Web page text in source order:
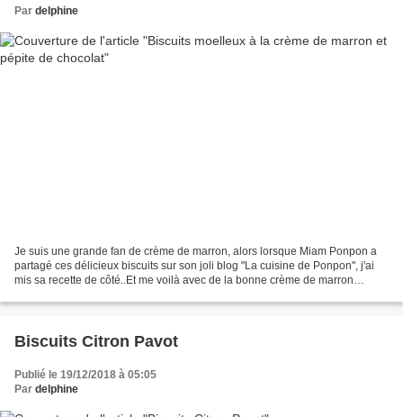
Par delphine
Je suis une grande fan de crème de marron, alors lorsque Miam Ponpon a
partagé ces délicieux biscuits sur son joli blog "La cuisine de Ponpon", j'ai
mis sa recette de côté..Et me voilà avec de la bonne crème de marron
Biscuits Citron Pavot
Publié le 19/12/2018 à 05:05
Par delphine